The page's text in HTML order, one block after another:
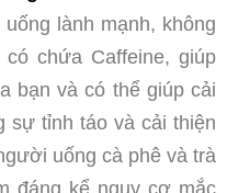
lành mạnh, không
chứa Caffeine, giúp
bạn và có thể giúp cải
sự tỉnh táo và cải thiện
uống cà phê và trà
đáng kể nguy cơ mắc